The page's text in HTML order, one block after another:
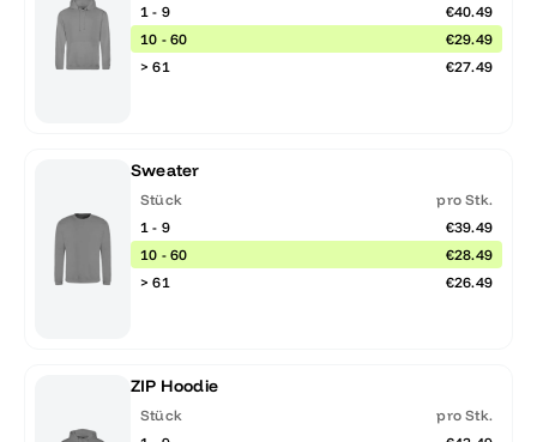
1 - 9
€40.49
10 - 60
€29.49
> 61
€27.49
Sweater
Stück
pro Stk.
1 - 9
€39.49
10 - 60
€28.49
> 61
€26.49
ZIP Hoodie
Stück
pro Stk.